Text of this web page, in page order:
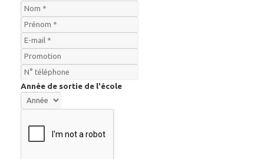
Année de sortie de l'école